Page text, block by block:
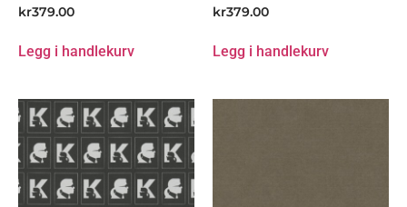
kr379.00
Legg i handlekurv
kr379.00
Legg i handlekurv